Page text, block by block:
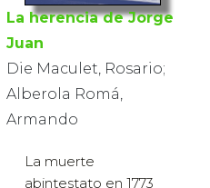
La herencia de Jorge
Juan
Die Maculet, Rosario;
Alberola Romá,
Armando
La muerte
abintestato en 1773